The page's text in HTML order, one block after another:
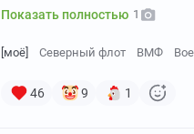
Показать полностью 1
[моё] Северный флот ВМФ
46 9 1